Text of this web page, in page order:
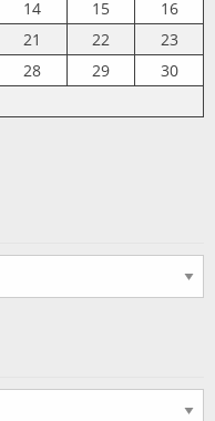
14 15
16
21 22
23
28 29
30